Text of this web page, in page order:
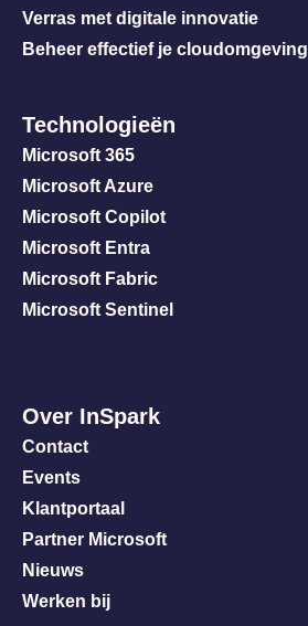
Verras met digitale innovatie
Beheer effectief je cloudomgeving
Technologieën
Microsoft 365
Microsoft Azure
Microsoft Copilot
Microsoft Entra
Microsoft Fabric
Microsoft Sentinel
Over InSpark
Contact
Events
Klantportaal
Partner Microsoft
Nieuws
Werken bij